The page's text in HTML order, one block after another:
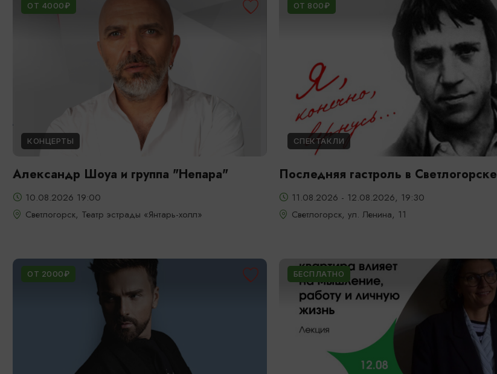
ОТ 4000₽
КОНЦЕРТЫ
Александр Шоуа и группа "Непара"
10.08.2026 19:00
Светлогорск, Театр эстрады «Янтарь-холл»
ОТ 800₽
СПЕКТАКЛИ
Последняя гастроль в Светлогорске
11.08.2026 - 12.08.2026, 19:30
Светлогорск, ул. Ленина, 11
ОТ 2000₽ БЕСПЛАТНО